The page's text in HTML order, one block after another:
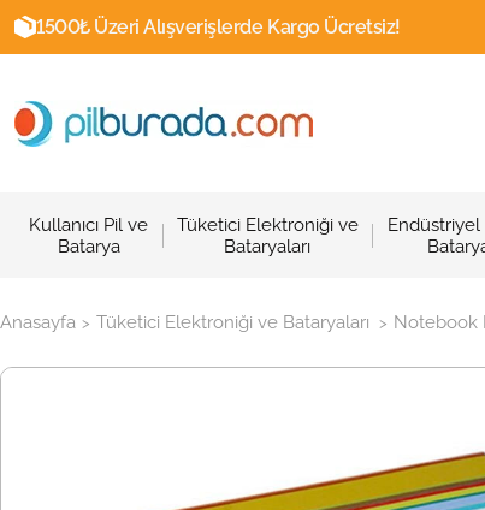
1500₺ Üzeri Alışverişlerde Kargo Ücretsiz!
Kullanıcı Pil ve
Batarya
Tüketici Elektroniği ve
Bataryaları
Anasayfa > Tüketici Elektroniği ve Bataryaları > Notebook